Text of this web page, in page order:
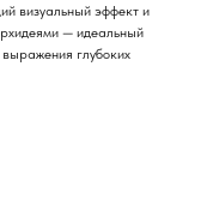
визуальный эффект и
— идеальный
глубоких